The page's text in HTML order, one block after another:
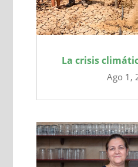
La crisis
Ago 1,